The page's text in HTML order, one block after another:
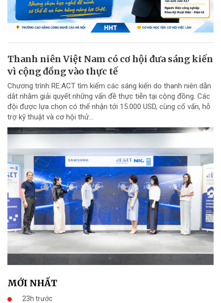
Thanh niên Việt Nam có cơ hội đưa sáng kiến
vì cộng đồng vào thực tế
Chương trình RE:ACT tìm kiếm các sáng kiến do thanh niên dẫn
dắt nhằm giải quyết những vấn đề thực tiễn tại cộng đồng. Các
đội được lựa chọn có thể nhận tới 15.000 USD, cùng cố vấn, hỗ
trợ kỹ thuật và cơ hội thử...
MỚI NHẤT
23h trước